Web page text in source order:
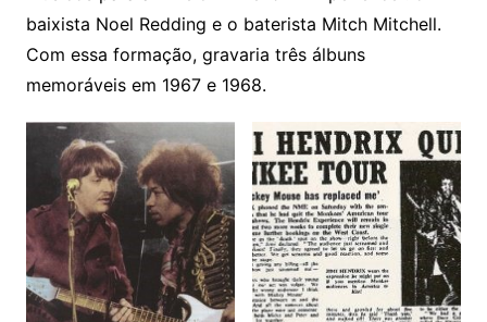
baixista Noel Redding e o baterista Mitch Mitchell.
Com essa formação, gravaria três álbuns
memoráveis em 1967 e 1968.